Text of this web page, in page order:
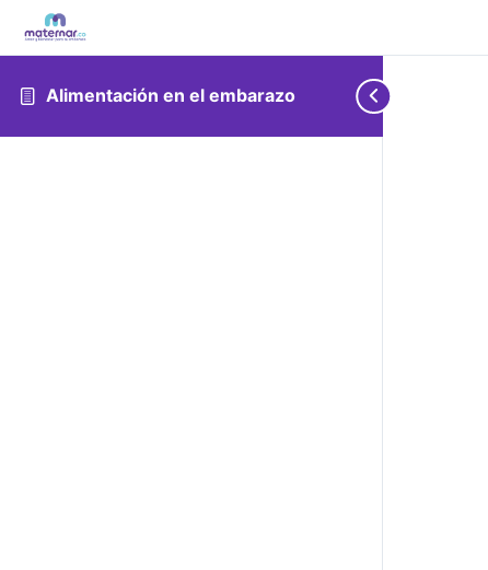
Alimentación en el embarazo